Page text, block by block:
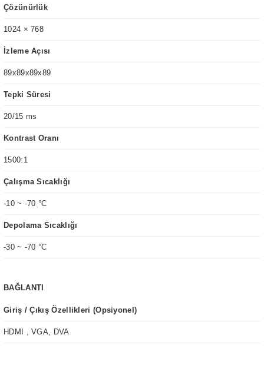
Çözünürlük
1024 × 768
İzleme Açısı
89x89x89x89
Tepki Süresi
20/15 ms
Kontrast Oranı
1500:1
Çalışma Sıcaklığı
-10 ~ -70 °C
Depolama Sıcaklığı
-30 ~ -70 °C
BAĞLANTI
Giriş / Çıkış Özellikleri (Opsiyonel)
HDMI , VGA, DVA